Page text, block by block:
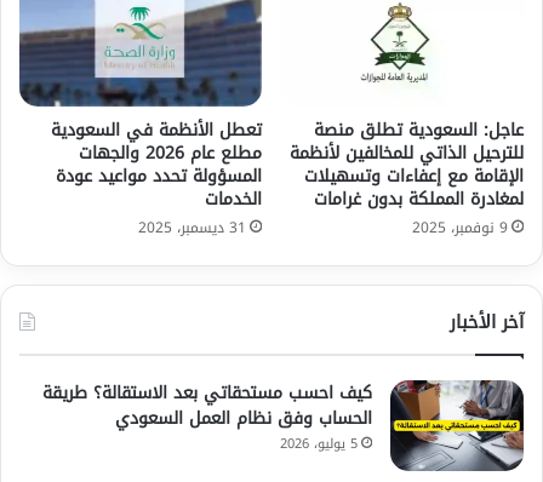
عاجل: السعودية تطلق منصة
للترحيل الذاتي للمخالفين لأنظمة
الإقامة مع إعفاءات وتسهيلات
لمغادرة المملكة بدون غرامات
9 نوفمبر، 2025
تعطل الأنظمة في السعودية
مطلع عام 2026 والجهات
المسؤولة تحدد مواعيد عودة
الخدمات
31 ديسمبر، 2025
آخر الأخبار
كيف احسب مستحقاتي بعد الاستقالة؟ طريقة
الحساب وفق نظام العمل السعودي
5 يوليو، 2026